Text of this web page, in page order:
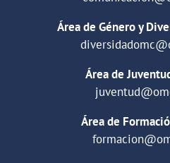
Área de Género y
Área de
Área de